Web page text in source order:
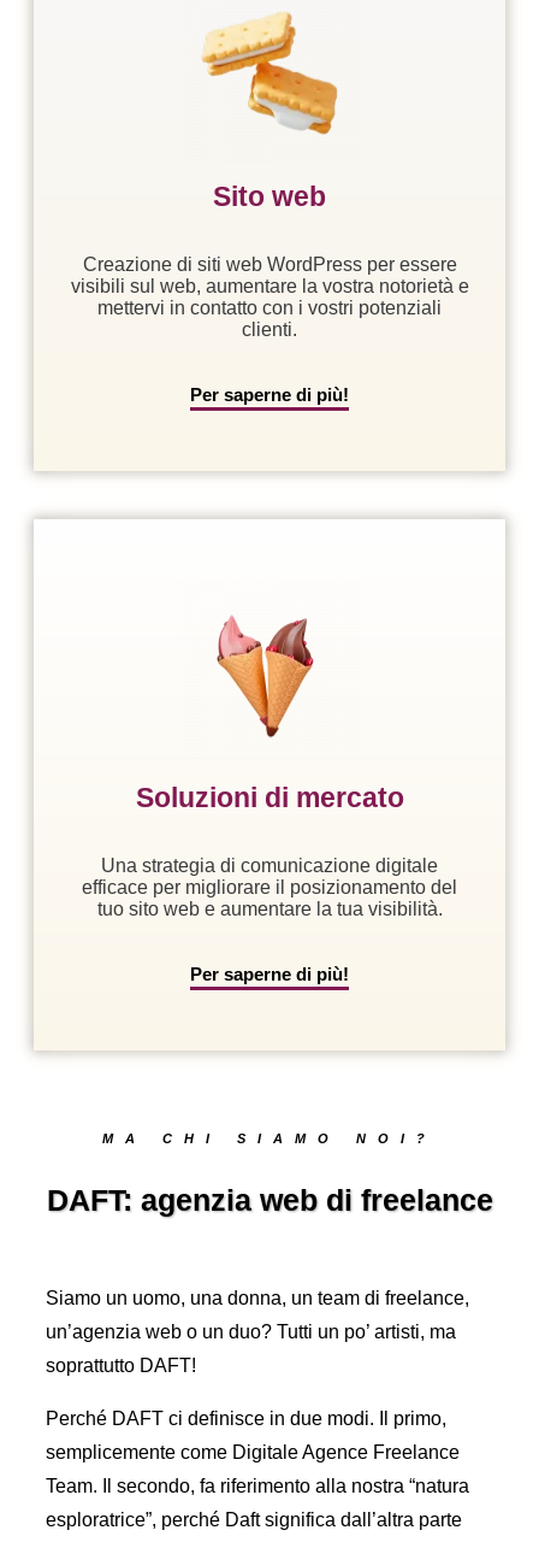
Sito web
Creazione di siti web WordPress per essere
visibili sul web, aumentare la vostra notorietà e
mettervi in contatto con i vostri potenziali
clienti.
Per saperne di più!
Soluzioni di mercato
Una strategia di comunicazione digitale
efficace per migliorare il posizionamento del
tuo sito web e aumentare la tua visibilità.
Per saperne di più!
MA CHI SIAMO NOI?
DAFT: agenzia web di freelance
Siamo un uomo, una donna, un team di freelance,
un’agenzia web o un duo? Tutti un po’ artisti, ma
soprattutto DAFT!
Perché DAFT ci definisce in due modi. Il primo,
semplicemente come Digitale Agence Freelance
Team. Il secondo, fa riferimento alla nostra “natura
esploratrice”, perché Daft significa dall’altra parte